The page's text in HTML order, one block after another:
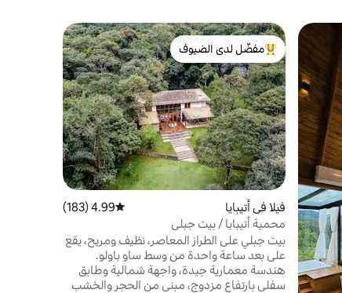
من أبرز البيوت المفضّلة لدى الضيوف
مفضّل لدى الضيوف
فيلا في أتيبايا متوسط التقييم 4.99 من 5، 183 مراجعات
4.99 (183)
محمية أتيبايا / بيت جبلي
بيت جبلي على الطراز المعاصر، نظيف ومريح، يقع
على بعد ساعة واحدة من وسط ساو باولو.
هندسة معمارية جيدة، واجهة شمالية وطابق
سفلي بارتفاع مزدوج، مبني من الحجر والخشب